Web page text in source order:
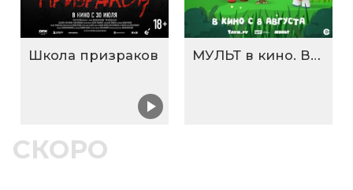
Школа призраков МУЛЬТ в кино. Выпуск №198. Некогда скучать
СКОРО